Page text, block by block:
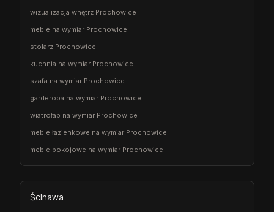
wizualizacja wnętrz Prochowice
meble na wymiar Prochowice
stolarz Prochowice
kuchnia na wymiar Prochowice
szafa na wymiar Prochowice
garderoba na wymiar Prochowice
wiatrołap na wymiar Prochowice
meble łazienkowe na wymiar Prochowice
meble pokojowe na wymiar Prochowice
Ścinawa